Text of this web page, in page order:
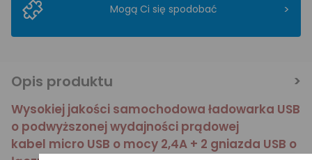
Mogą Ci się spodobać >
Opis produktu
Wysokiej jakości samochodowa ładowarka USB
o podwyższonej wydajności prądowej
kabel micro USB o mocy 2,4A + 2 gniazda USB o